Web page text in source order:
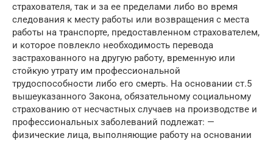
страхователя, так и за ее пределами либо во время
следования к месту работы или возвращения с места
работы на транспорте, предоставленном страхователем,
и которое повлекло необходимость перевода
застрахованного на другую работу, временную или
стойкую утрату им профессиональной
трудоспособности либо его смерть. На основании ст.5
вышеуказанного Закона, обязательному социальному
страхованию от несчастных случаев на производстве и
профессиональных заболеваний подлежат: —
физические лица, выполняющие работу на основании